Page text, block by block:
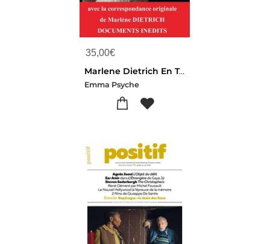
35,00€
Marlene Dietrich En Tournee Mondiale
Emma Psyche